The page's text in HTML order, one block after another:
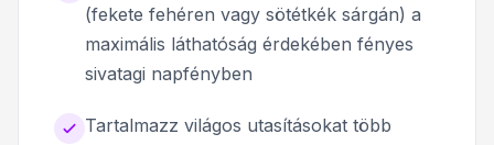
(fekete fehéren vagy sötétkék sárgán) a
maximális láthatóság érdekében fényes
sivatagi napfényben
Tartalmazz világos utasításokat több